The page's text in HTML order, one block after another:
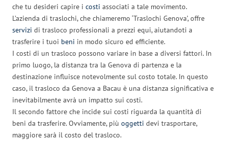
che tu desideri capire i costi associati a tale movimento.
L’azienda di traslochi, che chiameremo ‘Traslochi Genova’, offre
servizi di trasloco professionali a prezzi equi, aiutandoti a
trasferire i tuoi beni in modo sicuro ed efficiente.
I costi di un trasloco possono variare in base a diversi fattori. In
primo luogo, la distanza tra la Genova di partenza e la
destinazione influisce notevolmente sul costo totale. In questo
caso, il trasloco da Genova a Bacau è una distanza significativa e
inevitabilmente avrà un impatto sui costi.
Il secondo fattore che incide sui costi riguarda la quantità di
beni da trasferire. Ovviamente, più oggetti devi trasportare,
maggiore sarà il costo del trasloco.